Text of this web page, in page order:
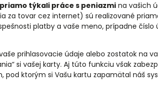
týkali práce s peniazmi na vašich
za tovar cez internet) sú realizované
platby a vaše meno, prípadne
prihlasovacie údaje alebo zostatok na
si vašej karty. Aj túto funkciu však
ktorým si Vašu kartu zapamätal náš